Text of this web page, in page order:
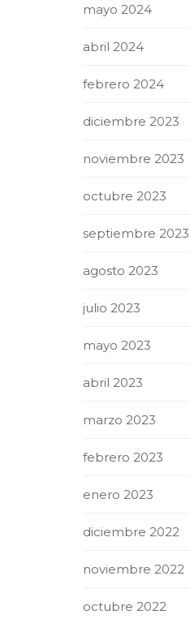
mayo 2024
abril 2024
febrero 2024
diciembre 2023
noviembre 2023
octubre 2023
septiembre 2023
agosto 2023
julio 2023
mayo 2023
abril 2023
marzo 2023
febrero 2023
enero 2023
diciembre 2022
noviembre 2022
octubre 2022